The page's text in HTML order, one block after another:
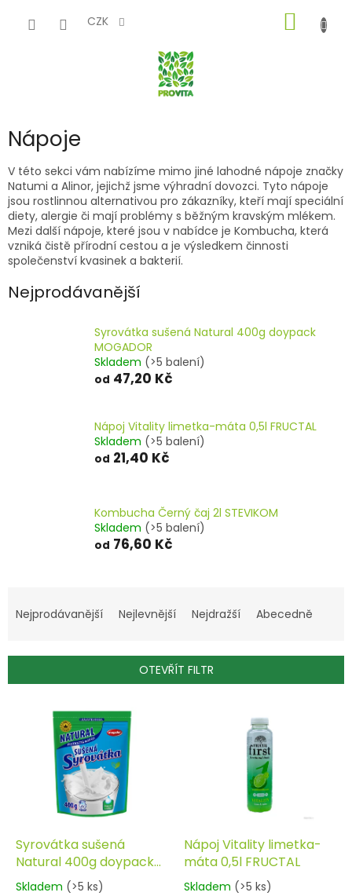
CZK
KOŠÍK
Nápoje
V této sekci vám nabízíme mimo jiné lahodné nápoje značky
Natumi a Alinor, jejichž jsme výhradní dovozci. Tyto nápoje
jsou rostlinnou alternativou pro zákazníky, kteří mají speciální
diety, alergie či mají problémy s běžným kravským mlékem.
Mezi další nápoje, které jsou v nabídce je Kombucha, která
vzniká čistě přírodní cestou a je výsledkem činnosti
společenství kvasinek a bakterií.
Nejprodávanější
Syrovátka sušená Natural 400g doypack
MOGADOR
Skladem (>5 balení)
od 47,20 Kč
Nápoj Vitality limetka-máta 0,5l FRUCTAL
Skladem (>5 balení)
od 21,40 Kč
Kombucha Černý čaj 2l STEVIKOM
Skladem (>5 balení)
od 76,60 Kč
a
í
Nejprodávanější Nejlevnější Nejdražší Abecedně
OTEVŘÍT FILTR
dSyrovátka sušená
Natural 400g doypack
MOGADOR
Skladem (>5 ks)
Nápoj Vitality limetka-
máta 0,5l FRUCTAL
Skladem (>5 ks)